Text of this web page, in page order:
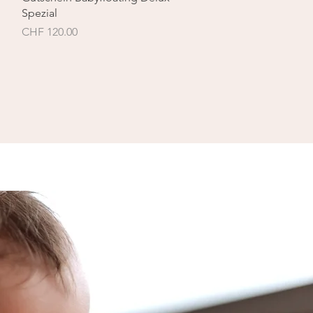
Spezial
Preis
CHF 120.00